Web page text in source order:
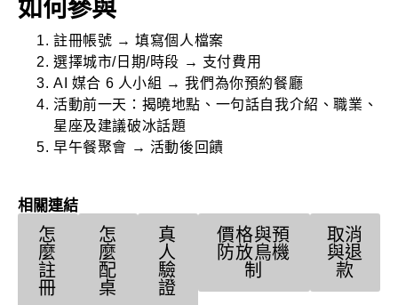
如何參與
註冊帳號 → 填寫個人檔案
選擇城市/日期/時段 → 支付費用
AI 媒合 6 人小組 → 我們為你預約餐廳
活動前一天：揭曉地點、一句話自我介紹、職業、
星座及建議破冰話題
早午餐聚會 → 活動後回饋
相關連結
怎
麼
註
冊
怎
麼
配
桌
真
人
驗
證
價格與預
防放鳥機
制
取消
與退
款